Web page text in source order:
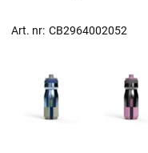
Art. nr: CB2964002052